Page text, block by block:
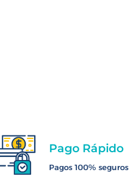
Pago Rápido
Pagos 100% seguros